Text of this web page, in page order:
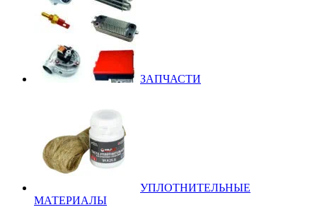
ЗАПЧАСТИ
УПЛОТНИТЕЛЬНЫЕ
МАТЕРИАЛЫ